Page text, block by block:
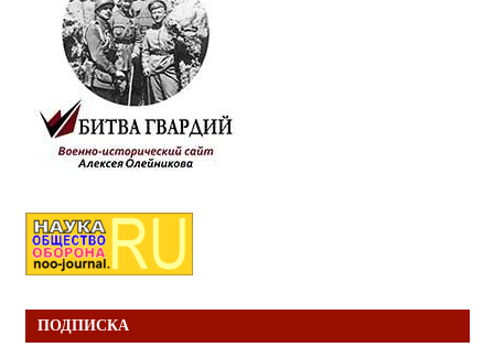
ПОДПИСКА